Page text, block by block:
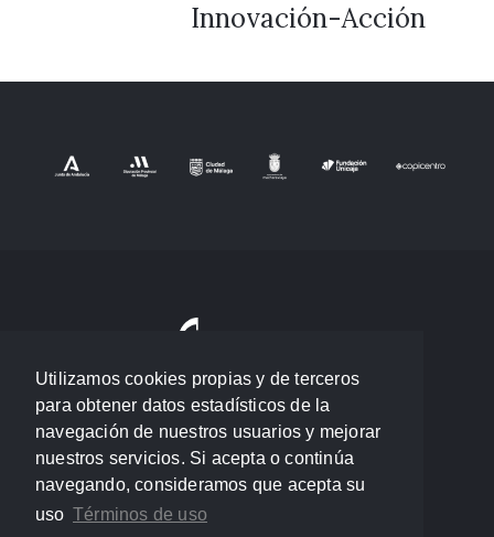
Utilizamos cookies propias y de terceros
para obtener datos estadísticos de la
navegación de nuestros usuarios y mejorar
nuestros servicios. Si acepta o continúa
navegando, consideramos que acepta su
uso Términos de uso
Innovación-Acción